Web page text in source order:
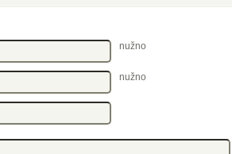
nužno
nužno